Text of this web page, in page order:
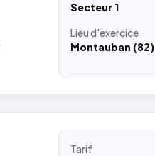
Secteur 1
Lieud'exercice
Montauban (82)
Tarif